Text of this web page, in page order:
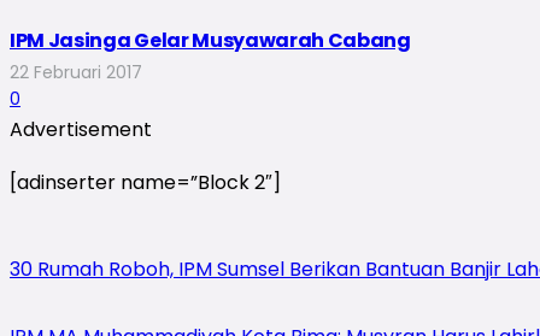
IPM Jasinga Gelar Musyawarah Cabang
22 Februari 2017
0
Advertisement
[adinserter name=”Block 2″]
30 Rumah Roboh, IPM Sumsel Berikan Bantuan Banjir